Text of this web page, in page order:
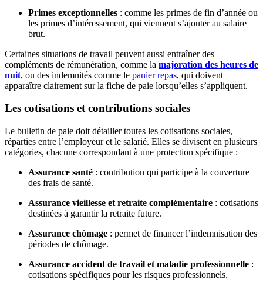
Primes exceptionnelles : comme les primes de fin d’année ou
les primes d’intéressement, qui viennent s’ajouter au salaire
brut.
Certaines situations de travail peuvent aussi entraîner des
compléments de rémunération, comme la majoration des heures de
nuit, ou des indemnités comme le panier repas, qui doivent
apparaître clairement sur la fiche de paie lorsqu’elles s’appliquent.
Les cotisations et contributions sociales
Le bulletin de paie doit détailler toutes les cotisations sociales,
réparties entre l’employeur et le salarié. Elles se divisent en plusieurs
catégories, chacune correspondant à une protection spécifique :
Assurance santé : contribution qui participe à la couverture
des frais de santé.
Assurance vieillesse et retraite complémentaire : cotisations
destinées à garantir la retraite future.
Assurance chômage : permet de financer l’indemnisation des
périodes de chômage.
Assurance accident de travail et maladie professionnelle :
cotisations spécifiques pour les risques professionnels.